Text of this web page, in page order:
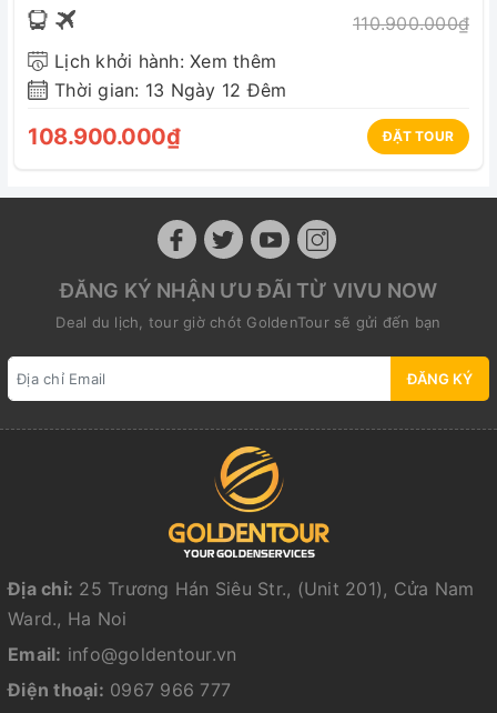
110.900.000₫
Lịch khởi hành: Xem thêm
Thời gian: 13 Ngày 12 Đêm
108.900.000₫ ĐẶT TOUR
ĐĂNG KÝ NHẬN ƯU ĐÃI TỪ VIVU NOW
Deal du lịch, tour giờ chót GoldenTour sẽ gửi đến bạn
ĐĂNG KÝ
Địa chỉ: 25 Trương Hán Siêu Str., (Unit 201), Cửa Nam
Ward., Ha Noi
Email: info@goldentour.vn
Điện thoại: 0967 966 777